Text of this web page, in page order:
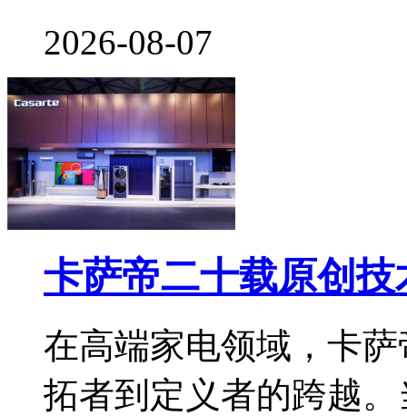
2026-08-07
卡萨帝二十载原创
在高端家电领域，卡
拓者到定义者的跨越